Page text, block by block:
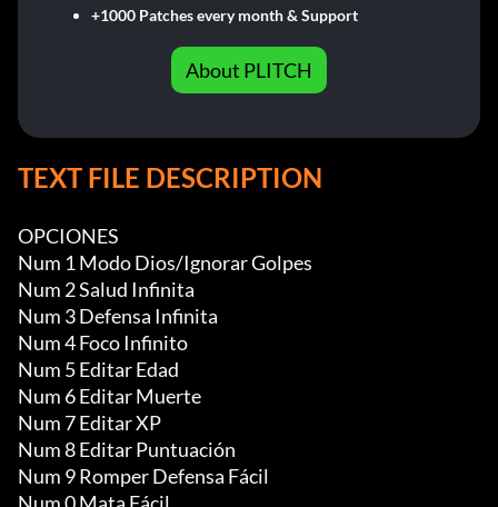
+1000 Patches every month & Support
About PLITCH
TEXT FILE DESCRIPTION
OPCIONES
Num 1 Modo Dios/Ignorar Golpes
Num 2 Salud Infinita
Num 3 Defensa Infinita
Num 4 Foco Infinito
Num 5 Editar Edad
Num 6 Editar Muerte
Num 7 Editar XP
Num 8 Editar Puntuación
Num 9 Romper Defensa Fácil